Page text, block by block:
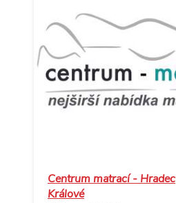
Centrum matrací - Hradec
Králové